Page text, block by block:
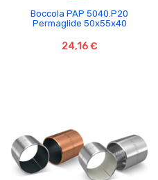
Boccola PAP 5040.P20
Permaglide 50x55x40
24,16 €